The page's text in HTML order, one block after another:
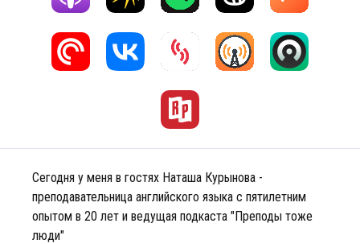
Сегодня у меня в гостях Наташа Курынова -
преподавательница английского языка с пятилетним
опытом в 20 лет и ведущая подкаста "Преподы тоже
люди"